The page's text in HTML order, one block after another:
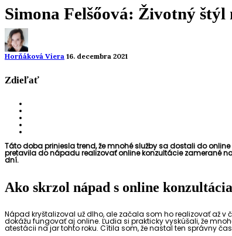
Simona Felšőová: Životný štýl
Horňáková Viera 16. decembra 2021
Zdieľať
Táto doba priniesla trend, že mnohé služby sa dostali do
pretavila do nápadu realizovať online konzultácie zamerané
dní.
Ako skrzol nápad s online
Nápad kryštalizoval už dlho, ale začala som ho realizovať až
dokážu fungovať aj online. Ľudia si prakticky vyskúšali, že
atestácii na jar tohto roku. Cítila som, že nastal ten správny